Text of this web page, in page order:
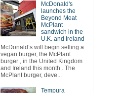
McDonald's
launches the
Beyond Meat
McPlant
sandwich in the
U.K. and Ireland
McDonald’s will begin selling a
vegan burger, the McPlant
burger , in the United Kingdom
and Ireland this month . The
McPlant burger, deve...
Tempura